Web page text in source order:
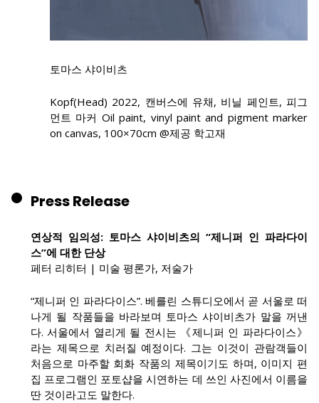
토마스 샤이비츠
Kopf(Head) 2022, 캔버스에 유채, 비닐 페인트, 피그
먼트 마커 Oil paint, vinyl paint and pigment marker
on canvas, 100×70cm @제공 학고재
Press Release
연상적 임의성: 토마스 샤이비츠의 “제니퍼 인 파라다이
스”에 대한 단상
페터 리히터 | 미술 평론가, 저술가
“제니퍼 인 파라다이스”. 베를린 스튜디오에서 곧 서울로 떠
나게 될 작품들을 바라보며 토마스 샤이비츠가 말을 꺼낸
다. 서울에서 열리게 될 전시는 《제니퍼 인 파라다이스》
라는 제목으로 치러질 예정이다. 그는 이것이 관람객들이
처음으로 마주할 회화 작품의 제목이기도 하며, 이미지 편
집 프로그램인 포토샵을 시연하는 데 쓰인 사진에서 이름을
딴 것이라고도 말한다.